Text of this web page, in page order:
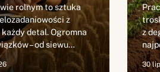
rolnym to sztuka
z
każdy detal. Ogromna
– od siewu…
z
30